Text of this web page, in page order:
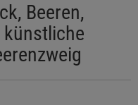
Beeren,
künstliche